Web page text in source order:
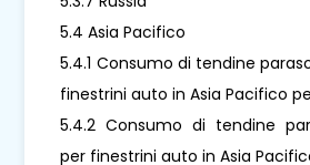
5.4 Asia Pacifico
5.4.1 Consumo di tendine
finestrini auto in Asia Pacifico
5.4.2 Consumo di tendine
per finestrini auto in Asia